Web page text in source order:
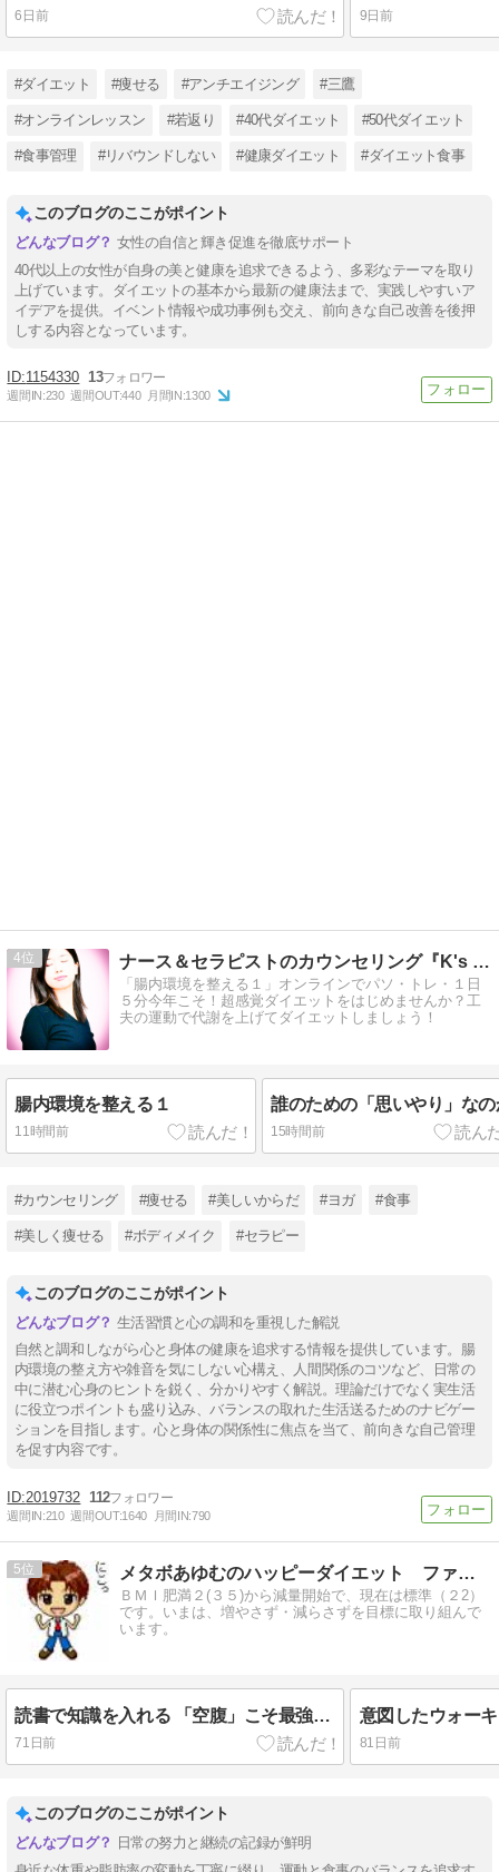
6日前 9日前
#ダイエット #痩せる #アンチエイジング #三鷹
#オンラインレッスン #若返り #40代ダイエット #50代ダイエット
#食事管理 #リバウンドしない #健康ダイエット #ダイエット食事
このブログのここがポイント
女性の自信と輝き促進を徹底サポート
40代以上の女性が自身の美と健康を追求できるよう、多彩なテーマを取り
上げています。ダイエットの基本から最新の健康法まで、実践しやすいア
イデアを提供。イベント情報や成功事例も交え、前向きな自己改善を後押
しする内容となっています。
1154330 13
週間IN:230 週間OUT:440 月間IN:1300
4 ナース＆セラピストのカウンセリング『K's パソ・トレ』
「腸内環境を整える１」オンラインでパソ・トレ・１日
５分今年こそ！超感覚ダイエットをはじめませんか？工
夫の運動で代謝を上げてダイエットしましょう！
腸内環境を整える１
11時間前
誰のための「思いやり」なの
15時間前
#カウンセリング #痩せる #美しいからだ #ヨガ #食事
#美しく痩せる #ボディメイク #セラピー
このブログのここがポイント
生活習慣と心の調和を重視した解説
自然と調和しながら心と身体の健康を追求する情報を提供しています。腸
内環境の整え方や雑音を気にしない心構え、人間関係のコツなど、日常の
中に潜む心身のヒントを鋭く、分かりやすく解説。理論だけでなく実生活
に役立つポイントも盛り込み、バランスの取れた生活送るためのナビゲー
ションを目指します。心と身体の関係性に焦点を当て、前向きな自己管理
を促す内容です。
2019732 112
週間IN:210 週間OUT:1640 月間IN:790
5 メタボあゆむのハッピーダイエット ファイナル
ＢＭＩ肥満２(３５)から減量開始で、現在は標準（２2）
です。いまは、増やさず・減らさずを目標に取り組んで
います。
読書で知識を入れる 「空腹」こそ最強のクスリ
71日前
意図したウォー
81日前
このブログのここがポイント
日常の努力と継続の記録が鮮明